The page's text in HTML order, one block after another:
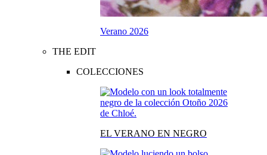
Verano 2026
THE EDIT
COLECCIONES
EL VERANO EN NEGRO